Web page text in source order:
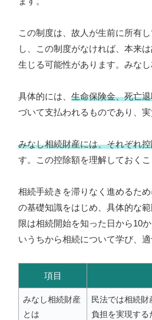
この制度は、故人が生前に所有
し、この制度がなければ、本来
生じる可能性があります。みな
具体的には、 生命保険金、死亡
づいて支払われるものであり、
みなし相続財産には、それぞれ
す。この控除額を理解しておく
相続手続きを滞りなく進めるため
の基礎知識をはじめ、具体的な
限は相続開始を知った日から10
いうちから相続について学び、
項目
みなし相続財産
とは
民法では相続
負担を実現する